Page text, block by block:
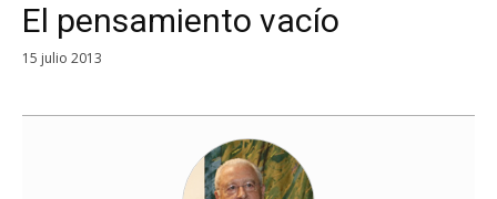
El pensamiento vacío
15 julio 2013